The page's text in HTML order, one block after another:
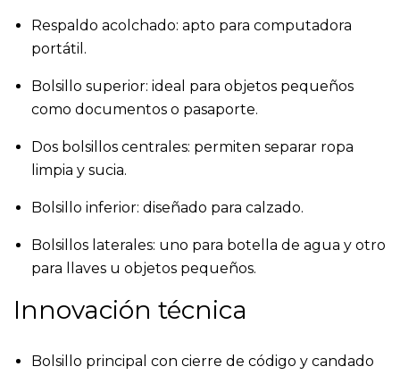
Respaldo acolchado: apto para computadora
portátil.
Bolsillo superior: ideal para objetos pequeños
como documentos o pasaporte.
Dos bolsillos centrales: permiten separar ropa
limpia y sucia.
Bolsillo inferior: diseñado para calzado.
Bolsillos laterales: uno para botella de agua y otro
para llaves u objetos pequeños.
Innovación técnica
Bolsillo principal con cierre de código y candado